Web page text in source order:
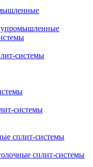
системы
системы
сплит-системы
сплит-системы